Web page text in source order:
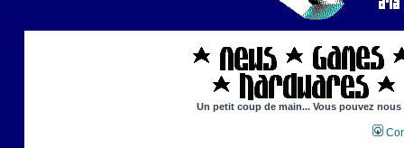
Un petit coup de main... Vous pouvez